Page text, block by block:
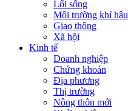
Lối sống
Môi trường khí hậu
Giao thông
Xã hội
Kinh tế
Doanh nghiệp
Chứng khoán
Địa phương
Thị trường
Nông thôn mới